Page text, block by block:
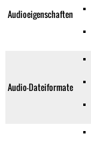
Audioeigenschaften
Audio-Dateiformate